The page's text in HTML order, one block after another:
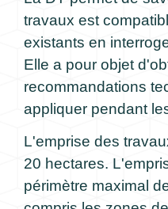
travaux est
existants en
Elle a pour objet
recommandations
appliquer pendant
L'emprise des
20 hectares.
périmètre maximal